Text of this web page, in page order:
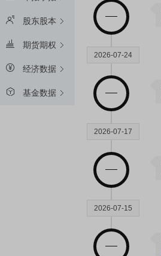
股东股本
期货期权
经济数据
基金数据
2026-07-24
2026-07-17
2026-07-15